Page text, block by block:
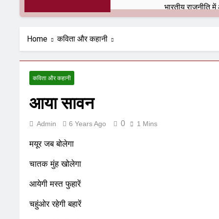
6 Months Ago6
Home कविता और कहानी
कविता और कहानी
आया सावन
Admin 6 Years Ago 0 1 Mins
मयूर जब बोलेगा
चातक मुंह खोलेगा
आयेगी मस्त फुहारें
चहुंओर रहेगी बहारें